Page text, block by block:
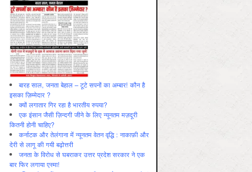
बारह साल, जनता बेहाल – टूटे सपनों का अम्बार! कौन है
इसका ज़िम्मेदार ?
क्यों लगातार गिर रहा है भारतीय रुपया?
एक इंसान जैसी ज़िन्दगी जीने के लिए न्यूनतम मज़दूरी
कितनी होनी चाहिए?
कर्नाटक और तेलंगाना में न्यूनतम वेतन वृद्धि : नाकाफ़ी और
देरी से लागू की गयी बढ़ोत्तरी
जनता के विरोध से घबराकर उत्तर प्रदेश सरकार ने एक
बार फिर लगाया एस्मा!